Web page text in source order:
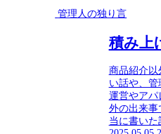
管理人の独り言
積み上
商品紹介以
い話や、
運営やアパ
外の出来事
当に書いた